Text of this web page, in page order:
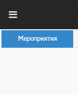
Мероприятия